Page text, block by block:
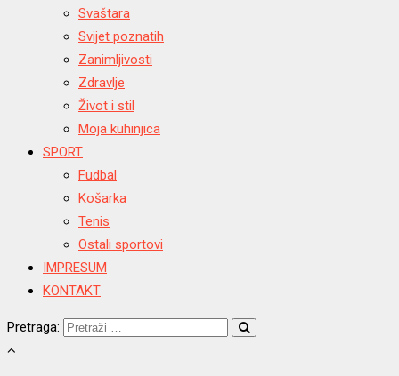
Svaštara
Svijet poznatih
Zanimljivosti
Zdravlje
Život i stil
Moja kuhinjica
SPORT
Fudbal
Košarka
Tenis
Ostali sportovi
IMPRESUM
KONTAKT
Pretraga: